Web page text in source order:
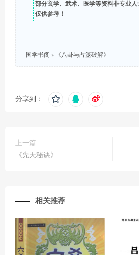
部分玄学、武术、医学等资料非专业人
仅供参考！
国学书阁 » 《八卦与占筮破解》
分享到：
上一篇
《先天秘诀》
相关推荐